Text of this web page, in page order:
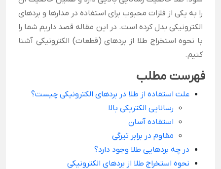
را به یکی از فلزات محبوب برای استفاده در مدارها و بردهای
الکترونیکی بدل کرده است. در این مقاله قصد داریم شما را
با نحوه استخراج طلا از بردهای (قطعات) الکترونیکی آشنا
کنیم.
فهرست مطلب
علت استفاده از طلا در بردهای الکترونیکی چیست؟
رسانایی الکتریکی بالا
استفاده آسان
مقاوم در برابر تیرگی
در چه بردهایی طلا وجود دارد؟
نحوه استخراج طلا از بردهای الکترونیکی